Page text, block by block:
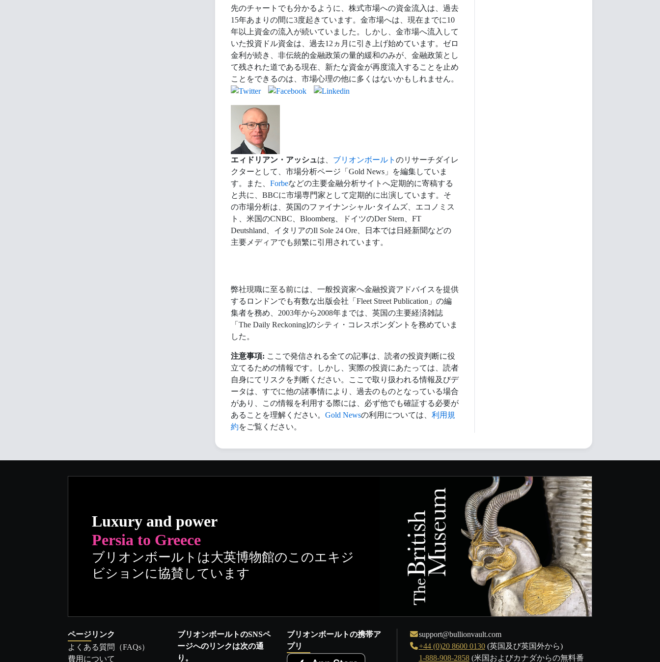
先のチャートでも分かるように、株式市場への資金流入は、過去
15年あまりの間に3度起きています。金市場へは、現在までに10
年以上資金の流入が続いていました。しかし、金市場へ流入して
いた投資ドル資金は、過去12ヵ月に引き上げ始めています。ゼロ
金利が続き、非伝統的金融政策の量的緩和のみが、金融政策とし
て残された道である現在、新たな資金が再度流入することを止め
ことをできるのは、市場心理の他に多くはないかもしれません。
エィドリアン・アッシュは、 ブリオンボールト のリサーチダイレ
クターとして、市場分析ページ「Gold News」を編集していま
す。また、 Forbeなどの主要金融分析サイトへ定期的に寄稿する
と共に、BBCに市場専門家として定期的に出演しています。そ
の市場分析は、英国のファイナンシャル･タイムズ、エコノミス
ト、米国のCNBC、Bloomberg、ドイツのDer Stern、FT
Deutshland、イタリアのIl Sole 24 Ore、日本では日経新聞などの
主要メディアでも頻繁に引用されています。
弊社現職に至る前には、一般投資家へ金融投資アドバイスを提供
するロンドンでも有数な出版会社「Fleet Street Publication」の編
集者を務め、2003年から2008年までは、英国の主要経済雑誌
「The Daily Reckoning]のシティ・コレスポンダントを務めていま
した。
注意事項: ここで発信される全ての記事は、読者の投資判断に役
立てるための情報です。しかし、実際の投資にあたっては、読者
自身にてリスクを判断ください。ここで取り扱われる情報及びデ
ータは、すでに他の諸事情により、過去のものとなっている場合
があり、この情報を利用する際には、必ず他でも確証する必要が
あることを理解ください。 Gold Newsの利用については、 利用規
約をご覧ください。
Luxury and power
Persia to Greece
ブリオンボールトは大英博物館のこのエキジ
ビションに協賛しています
ページリンク
よくある質問（FAQs）
費用について
ブリオンボールトのSNSペ
ージへのリンクは次の通
り。
ブリオンボールトの携帯ア
プリ
support@bullionvault.com
+44 (0)20 8600 0130(英国及び英国外から)
1-888-908-2858(米国およびカナダからの無料番